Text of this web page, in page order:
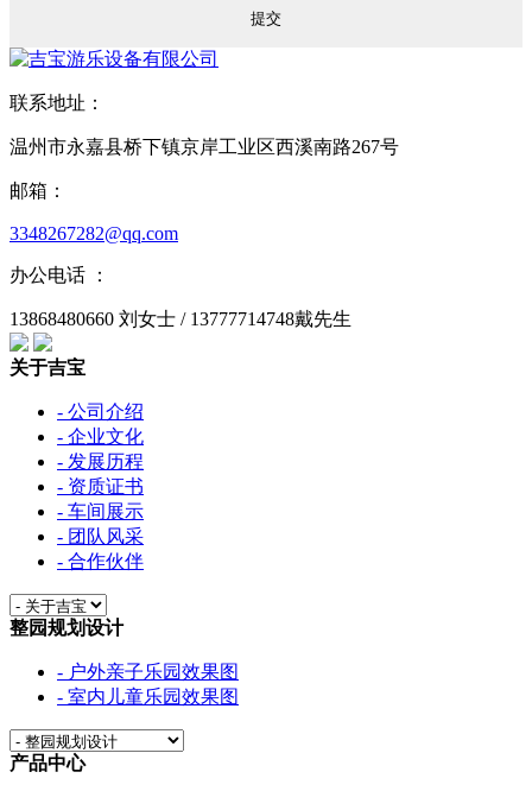
联系地址：
温州市永嘉县桥下镇京岸工业区西溪南路267号
邮箱：
3348267282@qq.com
办公电话 ：
13868480660 刘女士 / 13777714748戴先生
关于吉宝
- 公司介绍
- 企业文化
- 发展历程
- 资质证书
- 车间展示
- 团队风采
- 合作伙伴
整园规划设计
- 户外亲子乐园效果图
- 室内儿童乐园效果图
产品中心